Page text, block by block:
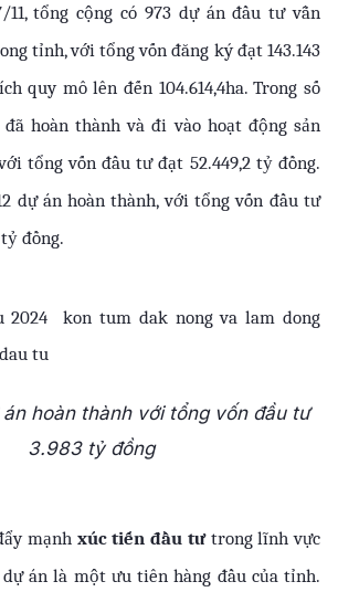
11, tổng cộng có 973 dự án đầu tư vẫn
tỉnh, với tổng vốn đăng ký đạt 143.143
quy mô lên đến 104.614,4ha. Trong số
đã hoàn thành và đi vào hoạt động sản
tổng vốn đầu tư đạt 52.449,2 tỷ đồng.
dự án hoàn thành, với tổng vốn đầu tư
đồng.
hoàn thành với tổng vốn đầu tư
3.983 tỷ đồng
mạnh xúc tiến đầu tư trong lĩnh vực
án là một ưu tiên hàng đầu của tỉnh.